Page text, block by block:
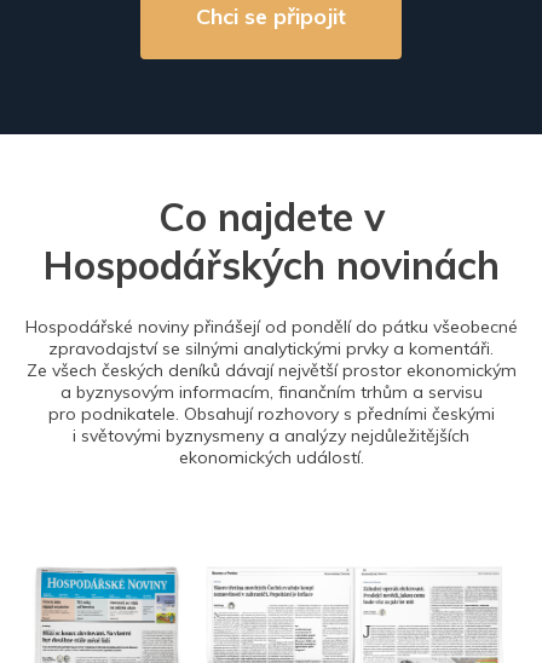
Chci se připojit
Co najdete v
Hospodářských novinách
Hospodářské noviny přinášejí od pondělí do pátku všeobecné
zpravodajství se silnými analytickými prvky a komentáři.
Ze všech českých deníků dávají největší prostor ekonomickým
a byznysovým informacím, finančním trhům a servisu
pro podnikatele. Obsahují rozhovory s předními českými
i světovými byznysmeny a analýzy nejdůležitějších
ekonomických událostí.